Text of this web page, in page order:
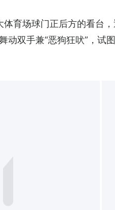
育场球门正后方的看台
动双手兼“恶狗狂吠”，试